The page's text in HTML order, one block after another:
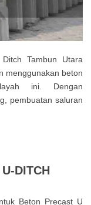
Tambun Utara
menggunakan beton
ini. Dengan
pembuatan saluran
DITCH
Beton Precast U